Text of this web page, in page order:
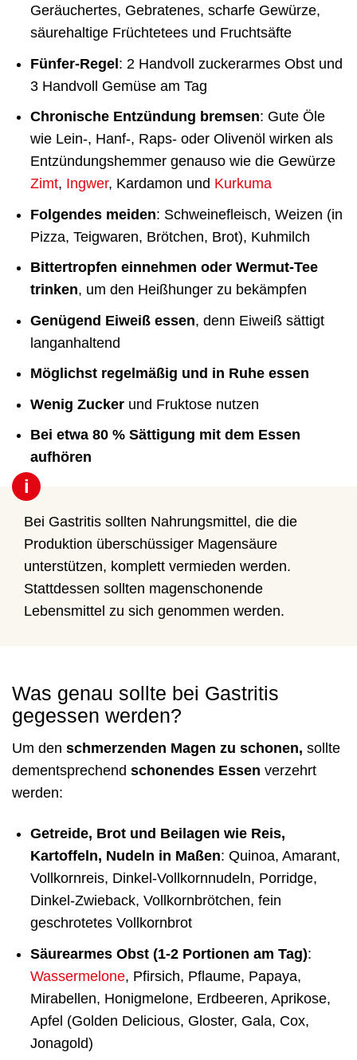
Geräuchertes, Gebratenes, scharfe Gewürze,
säurehaltige Früchtetees und Fruchtsäfte
Fünfer-Regel: 2 Handvoll zuckerarmes Obst und
3 Handvoll Gemüse am Tag
Chronische Entzündung bremsen: Gute Öle
wie Lein-, Hanf-, Raps- oder Olivenöl wirken als
Entzündungshemmer genauso wie die Gewürze
Zimt, Ingwer, Kardamon und Kurkuma
Folgendes meiden: Schweinefleisch, Weizen (in
Pizza, Teigwaren, Brötchen, Brot), Kuhmilch
Bittertropfen einnehmen oder Wermut-Tee
trinken, um den Heißhunger zu bekämpfen
Genügend Eiweiß essen, denn Eiweiß sättigt
langanhaltend
Möglichst regelmäßig und in Ruhe essen
Wenig Zucker und Fruktose nutzen
Bei etwa 80 % Sättigung mit dem Essen
aufhören
i
Bei Gastritis sollten Nahrungsmittel, die die
Produktion überschüssiger Magensäure
unterstützen, komplett vermieden werden.
Stattdessen sollten magenschonende
Lebensmittel zu sich genommen werden.
Was genau sollte bei Gastritis
gegessen werden?
Um den schmerzenden Magen zu schonen, sollte
dementsprechend schonendes Essen verzehrt
werden:
Getreide, Brot und Beilagen wie Reis,
Kartoffeln, Nudeln in Maßen: Quinoa, Amarant,
Vollkornreis, Dinkel-Vollkornnudeln, Porridge,
Dinkel-Zwieback, Vollkornbrötchen, fein
geschrotetes Vollkornbrot
Säurearmes Obst (1-2 Portionen am Tag):
Wassermelone, Pfirsich, Pflaume, Papaya,
Mirabellen, Honigmelone, Erdbeeren, Aprikose,
Apfel (Golden Delicious, Gloster, Gala, Cox,
Jonagold)